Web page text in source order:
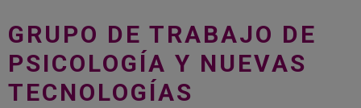
GRUPO DE TRABAJO DE
PSICOLOGÍA Y NUEVAS
TECNOLOGÍAS